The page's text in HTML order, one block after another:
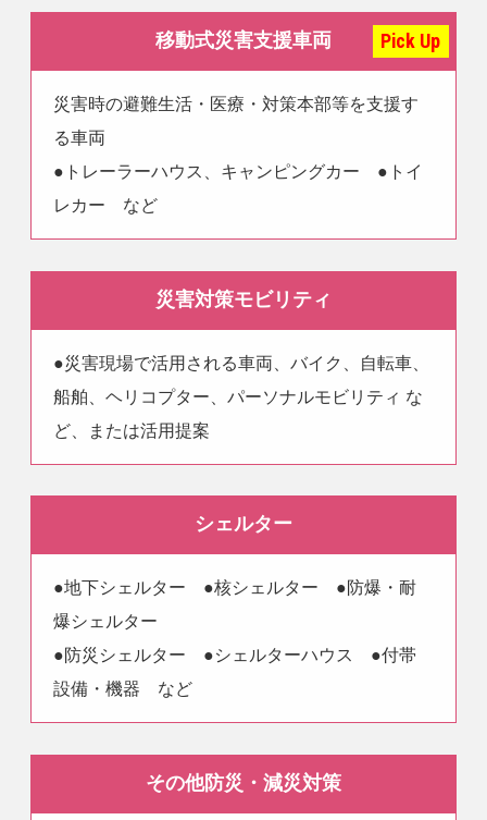
移動式災害支援車両 Pick Up
災害時の避難生活・医療・対策本部等を支援す
る車両
●トレーラーハウス、キャンピングカー ●トイ
レカー など
災害対策モビリティ
●災害現場で活用される車両、バイク、自転車、
船舶、ヘリコプター、パーソナルモビリティ な
ど、または活用提案
シェルター
●地下シェルター ●核シェルター ●防爆・耐
爆シェルター
●防災シェルター ●シェルターハウス ●付帯
設備・機器 など
その他防災・減災対策